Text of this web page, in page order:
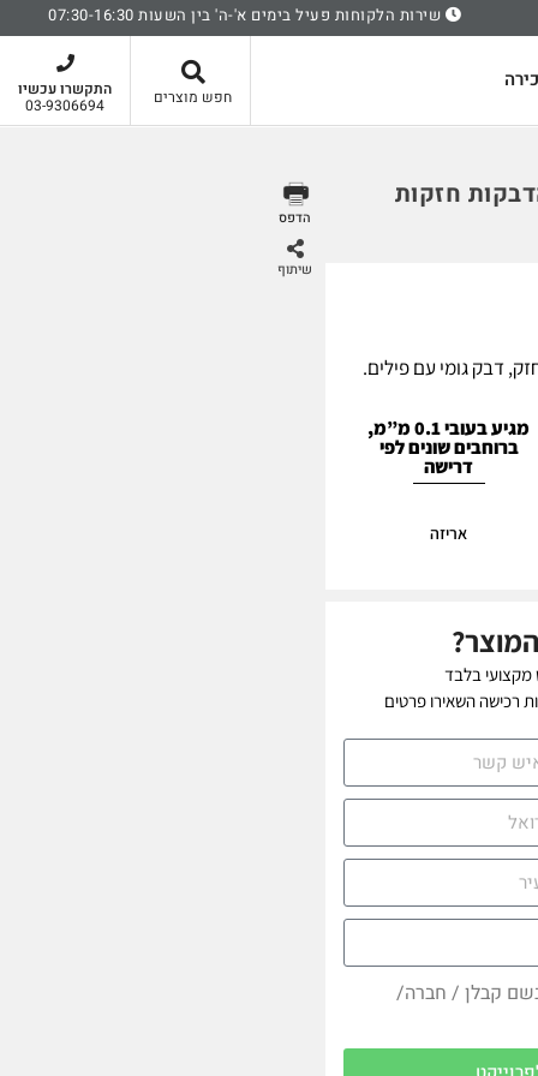
שירות הלקוחות פעיל בימים א'-ה' בין השעות 07:30-16:30
חפש מוצרים התקשרו עכשיו
03-9306694
שיתוף
חזקות
הדפס
דבק גומי עם פילים.
מגיע בעובי 0.1 מ”מ,
ברוחבים שונים לפי
דרישה
אריזה
מקצועי בלבד
רכישה השאירו פרטים
בשם קבלן / חברה/
סל קניות